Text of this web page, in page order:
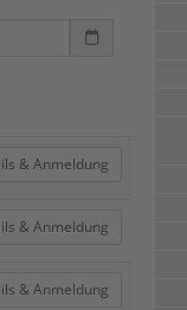
& Anmeldung
& Anmeldung
& Anmeldung